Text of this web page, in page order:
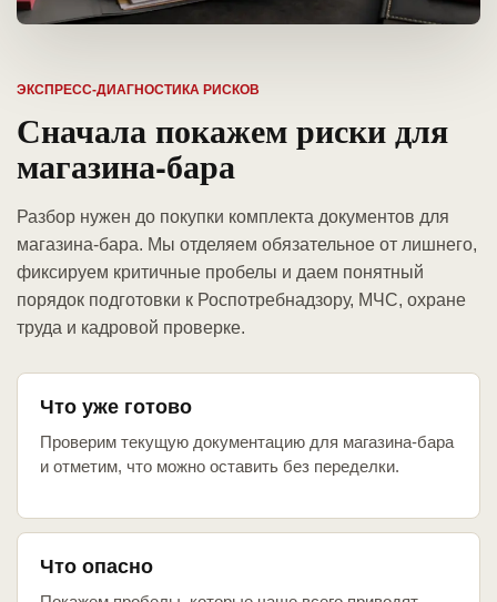
ЭКСПРЕСС-ДИАГНОСТИКА РИСКОВ
Сначала покажем риски для
магазина-бара
Разбор нужен до покупки комплекта документов для
магазина-бара. Мы отделяем обязательное от лишнего,
фиксируем критичные пробелы и даем понятный
порядок подготовки к Роспотребнадзору, МЧС, охране
труда и кадровой проверке.
Что уже готово
Проверим текущую документацию для магазина-бара
и отметим, что можно оставить без переделки.
Что опасно